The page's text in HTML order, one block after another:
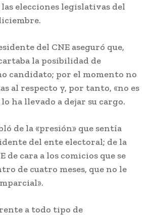
elecciones legislativas del
del CNE aseguró que,
la posibilidad de
candidato; por el momento no
al respecto y, por tanto, «no es
ha llevado a dejar su cargo.
de la «presión» que sentía
del ente electoral; de la
de cara a los comicios que se
de cuatro meses, que no le
a todo tipo de